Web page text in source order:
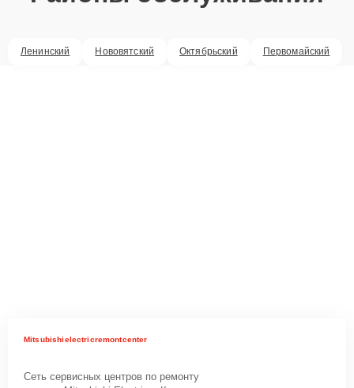
Ленинский Нововятский Октябрьский Первомайский
Mitsubishielectricremontcenter
Сеть сервисных центров по ремонту